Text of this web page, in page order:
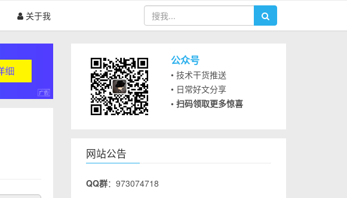
关于我
公众号
• 技术干货推送
• 日常好文分享
• 扫码领取更多惊喜
网站公告
QQ群：973074718